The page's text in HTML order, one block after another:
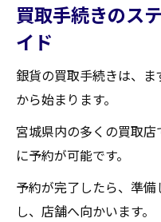
買取手続きのス
イド
銀貨の買取手続きは、
から始まります。
宮城県内の多くの買取
に予約が可能です。
予約が完了したら、準
し、店舗へ向かいます。